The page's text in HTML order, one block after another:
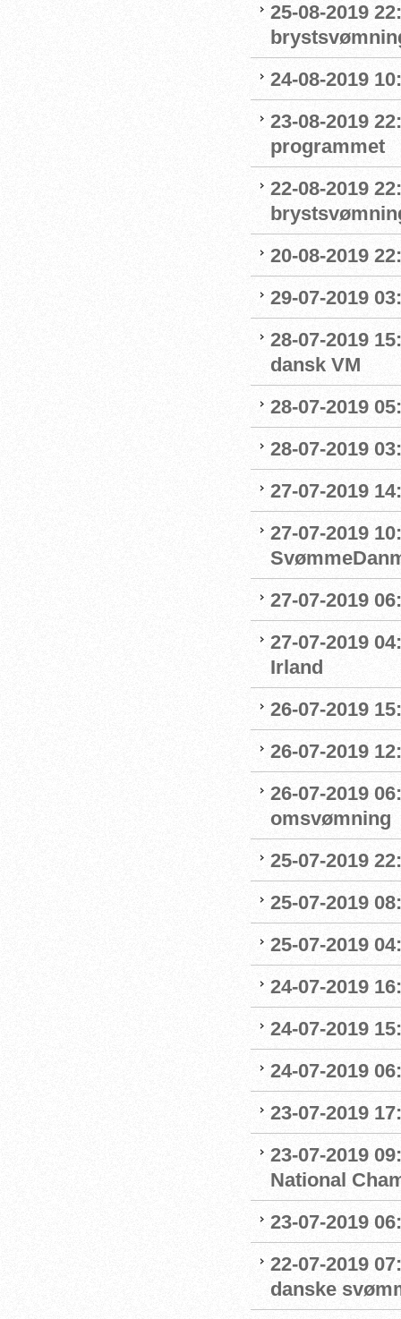
25-08-2019
24-08-2019
23-08-2019
programmet
22-08-2019
20-08-2019
29-07-2019
28-07-2019
dansk VM
28-07-2019
28-07-2019
27-07-2019
27-07-2019
27-07-2019
27-07-2019
Irland
26-07-2019
26-07-2019
26-07-2019
omsvømning
25-07-2019
25-07-2019
25-07-2019
24-07-2019
24-07-2019
24-07-2019
23-07-2019
23-07-2019
National
23-07-2019
22-07-2019
danske